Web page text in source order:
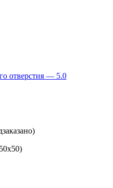
отверстия — 5.0